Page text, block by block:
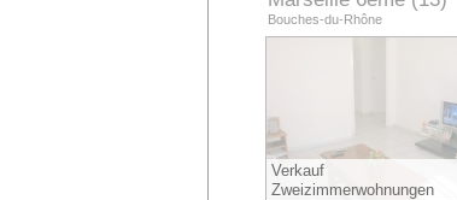
Bouches-du-Rhône
Verkauf
Zweizimmerwohnungen